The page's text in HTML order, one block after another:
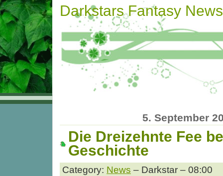
Darkstars Fantasy News
5. September
Die Dreizehnte Fee
Geschichte
Category: News – Darkstar – 08:00